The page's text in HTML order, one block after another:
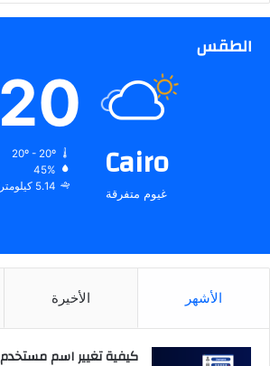
الطقس
Cairo
غيوم متفرقة
20
20º - 20º
45%
5.14 كيلومتر/ساعة
الأشهر الأخيرة
كيفية تغيير اسم مستخدم WordPress Admin؟